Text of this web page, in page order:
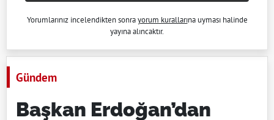
Yorumlarınız incelendikten sonrayorum kurallarına uyması halinde
yayına alıncaktır.
Gündem
Başkan Erdoğan’dan